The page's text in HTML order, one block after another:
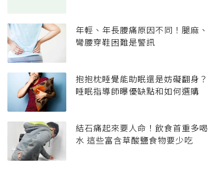
年輕、年長腰痛原因不同！腿麻、
彎腰穿鞋困難是警訊
抱抱枕睡覺能助眠還是妨礙翻身？
睡眠指導師曝優缺點和如何選購
結石痛起來要人命！飲食首重多喝
水 這些富含草酸鹽食物要少吃